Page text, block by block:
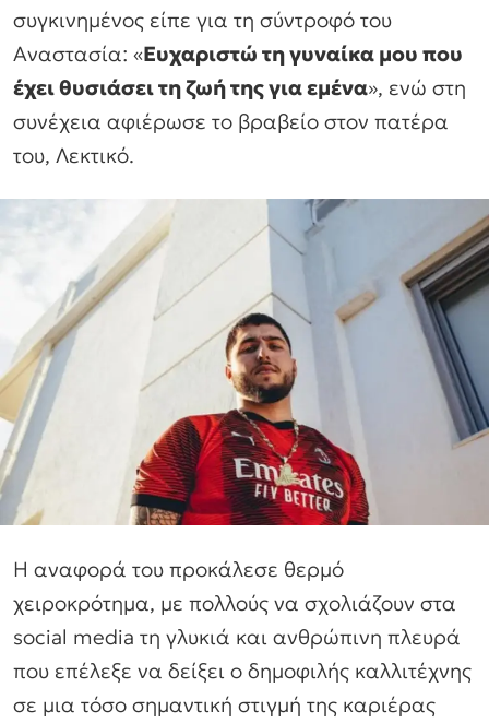
συγκινημένος είπε για τη σύντροφό του
Αναστασία: «Ευχαριστώ τη γυναίκα μου που
έχει θυσιάσει τη ζωή της για εμένα», ενώ στη
συνέχεια αφιέρωσε το βραβείο στον πατέρα
του, Λεκτικό.
Η αναφορά του προκάλεσε θερμό
χειροκρότημα, με πολλούς να σχολιάζουν στα
social media τη γλυκιά και ανθρώπινη πλευρά
που επέλεξε να δείξει ο δημοφιλής καλλιτέχνης
σε μια τόσο σημαντική στιγμή της καριέρας